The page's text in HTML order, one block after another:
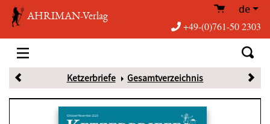
AHRIMAN-Verlag de
+49-(0)761-50 2303
Ketzerbriefe Gesamtverzeichnis